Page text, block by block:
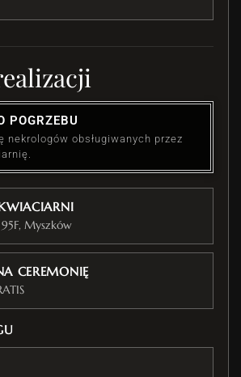
POGRZEBU
nekrologów obsługiwanych przez
Myszków
CEREMONIĘ